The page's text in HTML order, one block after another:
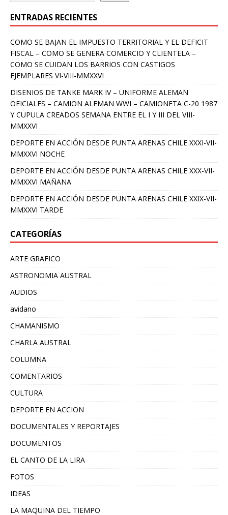
ENTRADAS RECIENTES
COMO SE BAJAN EL IMPUESTO TERRITORIAL Y EL DEFICIT
FISCAL – COMO SE GENERA COMERCIO Y CLIENTELA –
COMO SE CUIDAN LOS BARRIOS CON CASTIGOS
EJEMPLARES VI-VIII-MMXXVI
DISENIOS DE TANKE MARK IV – UNIFORME ALEMAN
OFICIALES – CAMION ALEMAN WWI – CAMIONETA C-20 1987
Y CUPULA CREADOS SEMANA ENTRE EL I Y III DEL VIII-
MMXXVI
DEPORTE EN ACCIÓN DESDE PUNTA ARENAS CHILE XXXI-VII-
MMXXVI NOCHE
DEPORTE EN ACCIÓN DESDE PUNTA ARENAS CHILE XXX-VII-
MMXXVI MAÑANA
DEPORTE EN ACCIÓN DESDE PUNTA ARENAS CHILE XXIX-VII-
MMXXVI TARDE
CATEGORÍAS
ARTE GRAFICO
ASTRONOMIA AUSTRAL
AUDIOS
avidano
CHAMANISMO
CHARLA AUSTRAL
COLUMNA
COMENTARIOS
CULTURA
DEPORTE EN ACCION
DOCUMENTALES Y REPORTAJES
DOCUMENTOS
EL CANTO DE LA LIRA
FOTOS
IDEAS
LA MAQUINA DEL TIEMPO